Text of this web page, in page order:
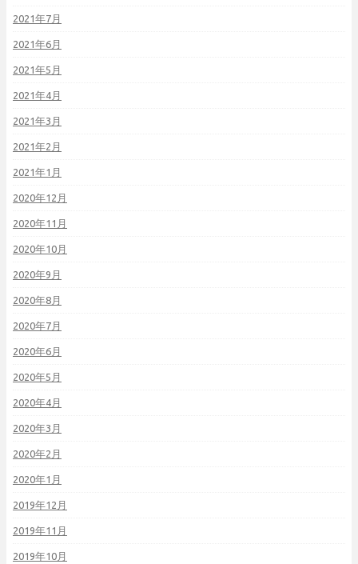
2021年7月
2021年6月
2021年5月
2021年4月
2021年3月
2021年2月
2021年1月
2020年12月
2020年11月
2020年10月
2020年9月
2020年8月
2020年7月
2020年6月
2020年5月
2020年4月
2020年3月
2020年2月
2020年1月
2019年12月
2019年11月
2019年10月